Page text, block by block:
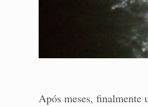
Após meses, finalmente